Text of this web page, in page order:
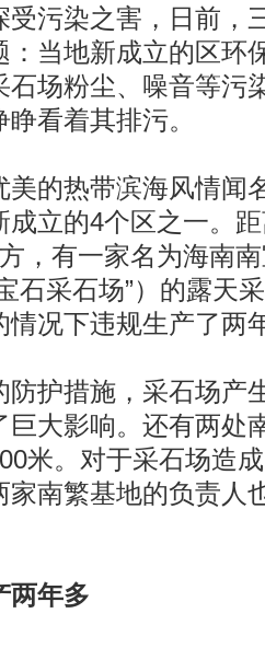
受污染之害，日前，
：当地新成立的区环
石场粉尘、噪音等污
看着其排污。
的热带滨海风情闻
成立的4个区之一。
，有一家名为海南
石采石场”）的露天
情况下违规生产了两
护措施，采石场产
巨大影响。还有两处
米。对于采石场造
家南繁基地的负责人
两年多